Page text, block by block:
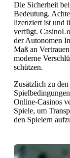
Die Sicherheit
Bedeutung.
lizenziert ist und
verfügt.
der Autonomen
Maß an
moderne
schützen.
Zusätzlich zu
Online-Casinos
Spiele, um
den Spielern